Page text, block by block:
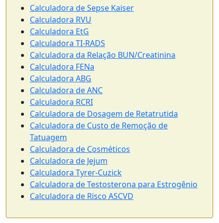
Calculadora de Sepse Kaiser
Calculadora RVU
Calculadora EtG
Calculadora TI-RADS
Calculadora da Relação BUN/Creatinina
Calculadora FENa
Calculadora ABG
Calculadora de ANC
Calculadora RCRI
Calculadora de Dosagem de Retatrutida
Calculadora de Custo de Remoção de
Tatuagem
Calculadora de Cosméticos
Calculadora de Jejum
Calculadora Tyrer-Cuzick
Calculadora de Testosterona para Estrogênio
Calculadora de Risco ASCVD